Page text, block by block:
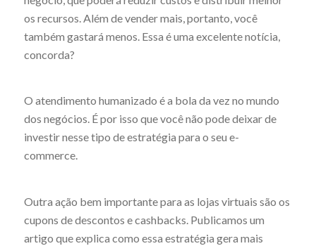
os recursos. Além de vender mais, portanto, você
também gastará menos. Essa é uma excelente notícia,
concorda?
O atendimento humanizado é a bola da vez no mundo
dos negócios. É por isso que você não pode deixar de
investir nesse tipo de estratégia para o seu e-
commerce.
Outra ação bem importante para as lojas virtuais são os
cupons de descontos e cashbacks. Publicamos um
artigo que explica como essa estratégia gera mais